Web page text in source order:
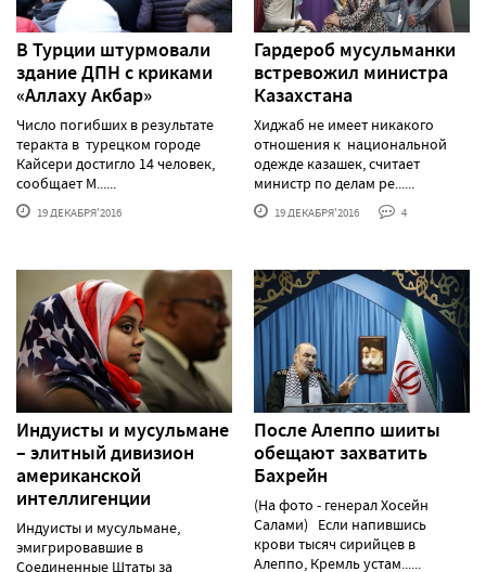
В Турции штурмовали
здание ДПН с криками
«Аллаху Акбар»
Число погибших в результате
теракта в турецком городе
Кайсери достигло 14 человек,
сообщает М......
19 ДЕКАБРЯ'2016
Гардероб мусульманки
встревожил министра
Казахстана
Хиджаб не имеет никакого
отношения к национальной
одежде казашек, считает
министр по делам ре......
19 ДЕКАБРЯ'2016 4
Индуисты и мусульмане
– элитный дивизион
американской
интеллигенции
Индуисты и мусульмане,
эмигрировавшие в
Соединенные Штаты за
После Алеппо шииты
обещают захватить
Бахрейн
(На фото - генерал Хосейн
Салами) Если напившись
крови тысяч сирийцев в
Алеппо, Кремль устам......